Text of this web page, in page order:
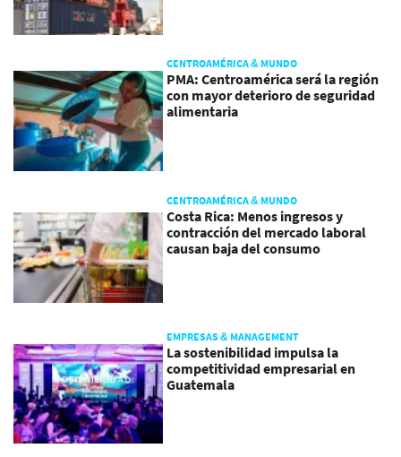
CENTROAMÉRICA & MUNDO
PMA: Centroamérica será la región
con mayor deterioro de seguridad
alimentaria
CENTROAMÉRICA & MUNDO
Costa Rica: Menos ingresos y
contracción del mercado laboral
causan baja del consumo
EMPRESAS & MANAGEMENT
La sostenibilidad impulsa la
competitividad empresarial en
Guatemala